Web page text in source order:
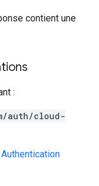
contient une
:
auth/cloud-
Authentication